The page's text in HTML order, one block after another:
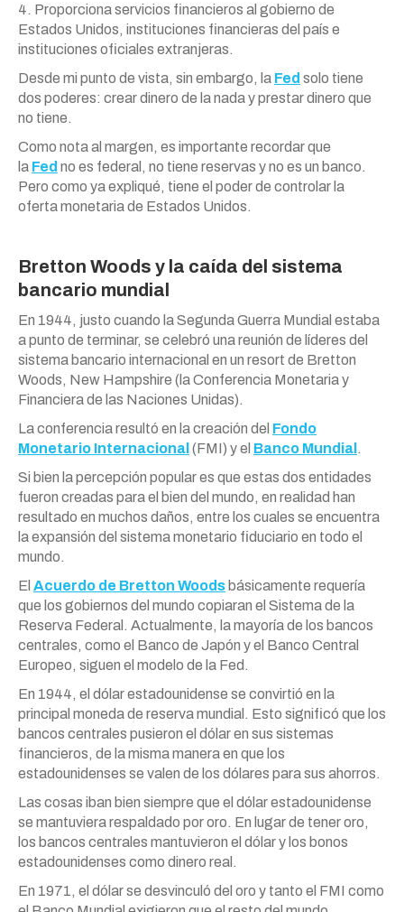
4. Proporciona servicios financieros al gobierno de
Estados Unidos, instituciones financieras del país e
instituciones oficiales extranjeras.
Desde mi punto de vista, sin embargo, la Fed solo tiene
dos poderes: crear dinero de la nada y prestar dinero que
no tiene.
Como nota al margen, es importante recordar que
la Fed no es federal, no tiene reservas y no es un banco.
Pero como ya expliqué, tiene el poder de controlar la
oferta monetaria de Estados Unidos.
Bretton Woods y la caída del sistema
bancario mundial
En 1944, justo cuando la Segunda Guerra Mundial estaba
a punto de terminar, se celebró una reunión de líderes del
sistema bancario internacional en un resort de Bretton
Woods, New Hampshire (la Conferencia Monetaria y
Financiera de las Naciones Unidas).
La conferencia resultó en la creación del Fondo
Monetario Internacional (FMI) y el Banco Mundial .
Si bien la percepción popular es que estas dos entidades
fueron creadas para el bien del mundo, en realidad han
resultado en muchos daños, entre los cuales se encuentra
la expansión del sistema monetario fiduciario en todo el
mundo.
El Acuerdo de Bretton Woods básicamente requería
que los gobiernos del mundo copiaran el Sistema de la
Reserva Federal. Actualmente, la mayoría de los bancos
centrales, como el Banco de Japón y el Banco Central
Europeo, siguen el modelo de la Fed.
En 1944, el dólar estadounidense se convirtió en la
principal moneda de reserva mundial. Esto significó que los
bancos centrales pusieron el dólar en sus sistemas
financieros, de la misma manera en que los
estadounidenses se valen de los dólares para sus ahorros.
Las cosas iban bien siempre que el dólar estadounidense
se mantuviera respaldado por oro. En lugar de tener oro,
los bancos centrales mantuvieron el dólar y los bonos
estadounidenses como dinero real.
En 1971, el dólar se desvinculó del oro y tanto el FMI como